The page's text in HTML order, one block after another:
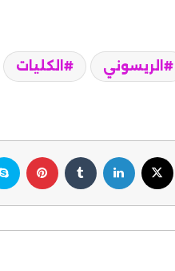
الريسوني الكليات
فيسبوك لينكدإن